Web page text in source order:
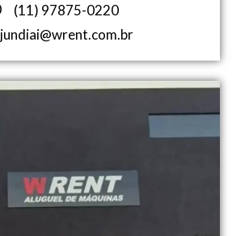
(11) 97875-0220
jundiai@wrent.com.br